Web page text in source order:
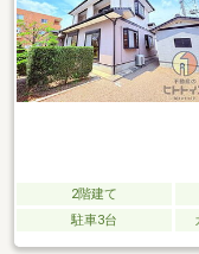
2階建て
駐車3台